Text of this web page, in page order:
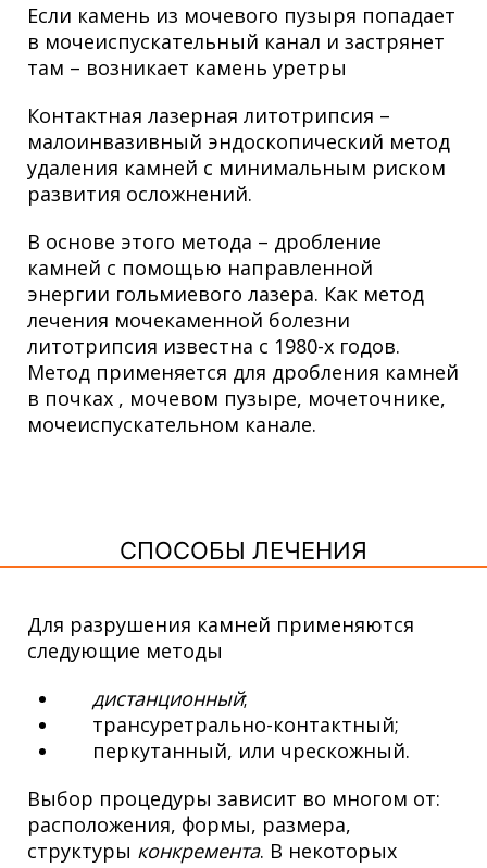
Если камень из мочевого пузыря попадает
в мочеиспускательный канал и застрянет
там – возникает камень уретры
Контактная лазерная литотрипсия –
малоинвазивный эндоскопический метод
удаления камней с минимальным риском
развития осложнений.
В основе этого метода – дробление
камней с помощью направленной
энергии гольмиевого лазера. Как метод
лечения мочекаменной болезни
литотрипсия известна с 1980-х годов.
Метод применяется для дробления камней
в почках , мочевом пузыре, мочеточнике,
мочеиспускательном канале.
СПОСОБЫ ЛЕЧЕНИЯ
Для разрушения камней применяются
следующие методы
дистанционный;
трансуретрально-контактный;
перкутанный, или чрескожный.
Выбор процедуры зависит во многом от:
расположения, формы, размера,
структуры конкремента. В некоторых